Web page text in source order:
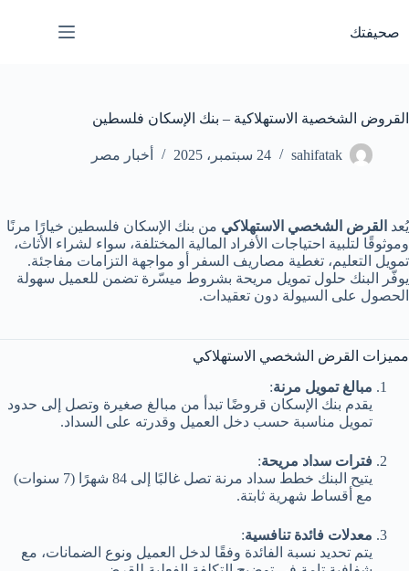
المحتوى
صحيفتك
القروض الشخصية الاستهلاكية – بنك الإسكان فلسطين
sahifatak 24 سبتمبر، 2025 أخبار مصر
يُعد القرض الشخصي الاستهلاكي من بنك الإسكان فلسطين خيارًا مرنًا
وموثوقًا لتلبية احتياجات الأفراد المالية المختلفة، سواء لشراء الأثاث،
تمويل التعليم، تغطية مصاريف السفر أو مواجهة التزامات مفاجئة.
يوفّر البنك حلول تمويل مريحة بشروط ميسّرة تضمن للعميل سهولة
الحصول على السيولة دون تعقيدات.
مميزات القرض الشخصي الاستهلاكي
مبالغ تمويل مرنة:
يقدم بنك الإسكان قروضًا تبدأ من مبالغ صغيرة وتصل إلى حدود
تمويل مناسبة حسب دخل العميل وقدرته على السداد.
فترات سداد مريحة:
يتيح البنك خطط سداد مرنة تصل غالبًا إلى 84 شهرًا (7 سنوات)
مع أقساط شهرية ثابتة.
معدلات فائدة تنافسية:
يتم تحديد نسبة الفائدة وفقًا لدخل العميل ونوع الضمانات، مع